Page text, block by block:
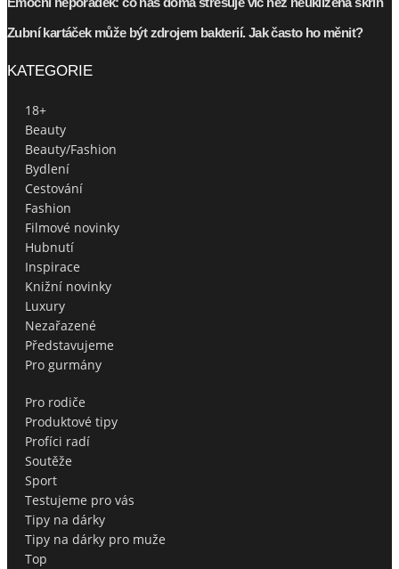
Zubní kartáček může být zdrojem bakterií. Jak často ho měnit?
KATEGORIE
18+
Beauty
Beauty/Fashion
Bydlení
Cestování
Fashion
Filmové novinky
Hubnutí
Inspirace
Knižní novinky
Luxury
Nezařazené
Představujeme
Pro gurmány
Pro rodiče
Produktové tipy
Profíci radí
Soutěže
Sport
Testujeme pro vás
Tipy na dárky
Tipy na dárky pro muže
Top